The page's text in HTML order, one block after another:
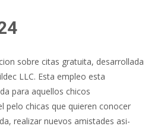
sobre citas gratuita, desarrollada
LLC. Esta empleo esta
para aquellos chicos
pelo chicas que quieren conocer
realizar nuevos amistades asi­